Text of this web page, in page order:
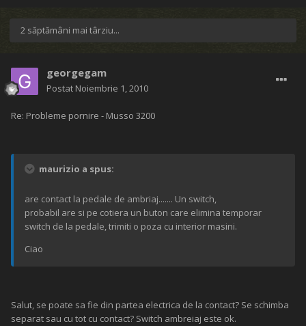
2 săptămâni mai târziu...
georgegam
Postat Noiembrie 1, 2010
Re: Probleme pornire - Musso 3200
maurizio a spus:
are contact la pedale de ambriaj....... Un switch,
probabil are si pe cotiera un buton care elimina temporar
switch de la pedale, trimiti o poza cu interior masini.
Ciao
Salut, se poate sa fie din partea electrica de la contact? Se schimba
separat sau cu tot cu contact? Switch ambreiaj este ok.